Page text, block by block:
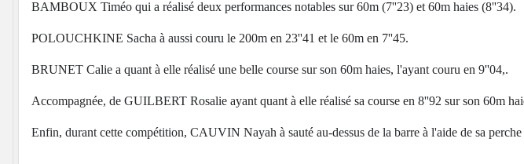
BAMBOUX Timéo qui a réalisé deux performances notables sur 60m (7''23) et 60m haies (8''34).
POLOUCHKINE Sacha à aussi couru le 200m en 23''41 et le 60m en 7''45.
BRUNET Calie a quant à elle réalisé une belle course sur son 60m haies, l'ayant couru en 9''04,.
Accompagnée, de GUILBERT Rosalie ayant quant à elle réalisé sa course en 8''92 sur son 60m
Enfin, durant cette compétition, CAUVIN Nayah à sauté au-dessus de la barre à l'aide de sa